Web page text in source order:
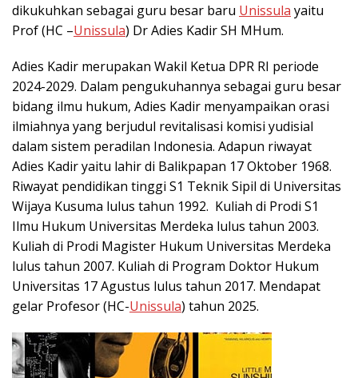
dikukuhkan sebagai guru besar baru Unissula yaitu
Prof (HC –Unissula) Dr Adies Kadir SH MHum.
Adies Kadir merupakan Wakil Ketua DPR RI periode
2024-2029. Dalam pengukuhannya sebagai guru besar
bidang ilmu hukum, Adies Kadir menyampaikan orasi
ilmiahnya yang berjudul revitalisasi komisi yudisial
dalam sistem peradilan Indonesia. Adapun riwayat
Adies Kadir yaitu lahir di Balikpapan 17 Oktober 1968.
Riwayat pendidikan tinggi S1 Teknik Sipil di Universitas
Wijaya Kusuma lulus tahun 1992. Kuliah di Prodi S1
Ilmu Hukum Universitas Merdeka lulus tahun 2003.
Kuliah di Prodi Magister Hukum Universitas Merdeka
lulus tahun 2007. Kuliah di Program Doktor Hukum
Universitas 17 Agustus lulus tahun 2017. Mendapat
gelar Profesor (HC-Unissula) tahun 2025.